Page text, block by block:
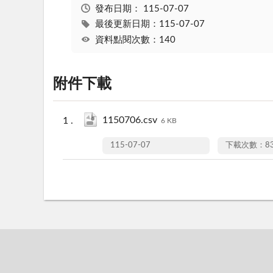
發布日期： 115-07-07
最後更新日期：115-07-07
資料點閱次數：140
附件下載
1150706.csv 6 KB
115-07-07 下載次數：